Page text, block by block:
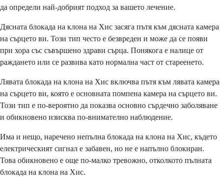
да определи най-добрият подход за вашето лечение.
Дясната блокада на клона на Хис засяга пътя към дясната камера
на сърцето ви. Този тип често е безвреден и може да се появи
при хора със съвършено здрави сърца. Понякога е налице от
раждането или се развива като нормална част от стареенето.
Лявата блокада на клона на Хис включва пътя към лявата камера
на сърцето ви, която е основната помпена камера на сърцето ви.
Този тип е по-вероятно да показва основно сърдечно заболяване
и обикновено изисква по-внимателно наблюдение.
Има и нещо, наречено непълна блокада на клона на Хис, където
електрическият сигнал е забавен, но не е напълно блокиран.
Това обикновено е още по-малко тревожно, отколкото пълната
блокада на клона на Хис.